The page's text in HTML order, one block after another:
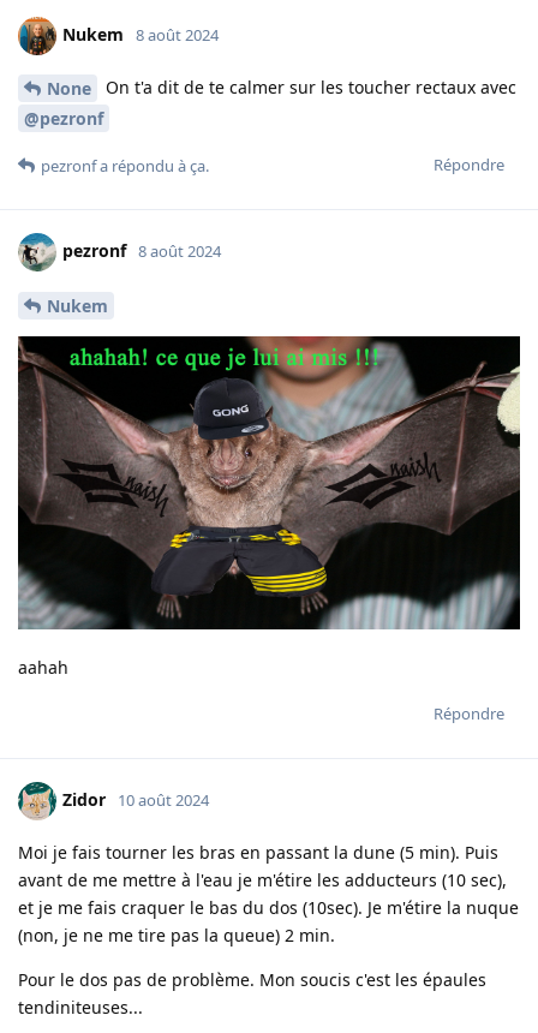
Nukem 8 août 2024
None
On t'a dit de te calmer sur les toucher rectaux avec
@pezronf
Répondre
pezronfa répondu à ça.
pezronf 8 août 2024
Nukem
aahah
Répondre
Zidor 10 août 2024
Moi je fais tourner les bras en passant la dune (5 min). Puis
avant de me mettre à l'eau je m'étire les adducteurs (10 sec),
et je me fais craquer le bas du dos (10sec). Je m'étire la nuque
(non, je ne me tire pas la queue) 2 min.
Pour le dos pas de problème. Mon soucis c'est les épaules
tendiniteuses...